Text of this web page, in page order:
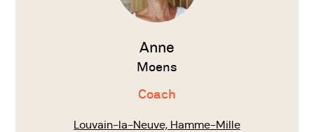
Anne
Moens
Coach
Louvain-la-Neuve, Hamme-Mille